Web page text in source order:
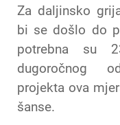
Za daljinsko
bi se došlo do
potrebna su
dugoročnog
projekta ova
šanse.